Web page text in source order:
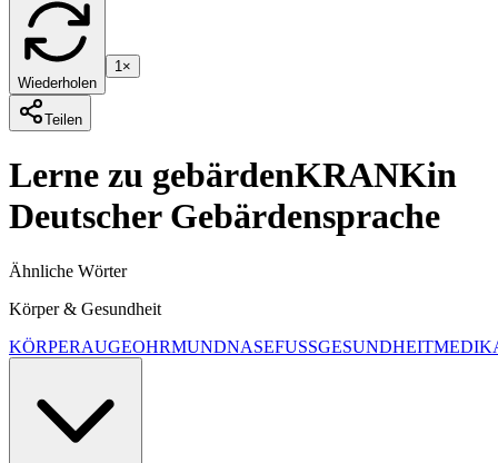
Wiederholen
1×
Teilen
Lerne zu gebärdenKRANKin
Deutscher Gebärdensprache
Ähnliche Wörter
Körper & Gesundheit
KÖRPERAUGEOHRMUNDNASEFUSSGESUNDHEIT